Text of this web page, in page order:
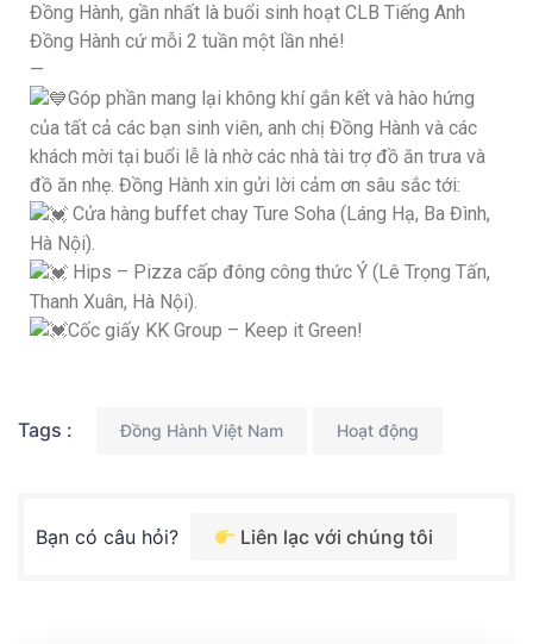
Đồng Hành, gần nhất là buổi sinh hoạt CLB Tiếng Anh
Đồng Hành cứ mỗi 2 tuần một lần nhé!
—
Góp phần mang lại không khí gắn kết và hào hứng
của tất cả các bạn sinh viên, anh chị Đồng Hành và các
khách mời tại buổi lễ là nhờ các nhà tài trợ đồ ăn trưa và
đồ ăn nhẹ. Đồng Hành xin gửi lời cảm ơn sâu sắc tới:
Cửa hàng buffet chay Ture Soha (Láng Hạ, Ba Đình,
Hà Nội).
Hips – Pizza cấp đông công thức Ý (Lê Trọng Tấn,
Thanh Xuân, Hà Nội).
Cốc giấy KK Group – Keep it Green!
Tags : Đồng Hành Việt Nam Hoạt động
Bạn có câu hỏi? Liên lạc với chúng tôi